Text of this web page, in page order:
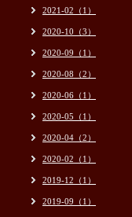
2021-02（1）
2020-10（3）
2020-09（1）
2020-08（2）
2020-06（1）
2020-05（1）
2020-04（2）
2020-02（1）
2019-12（1）
2019-09（1）